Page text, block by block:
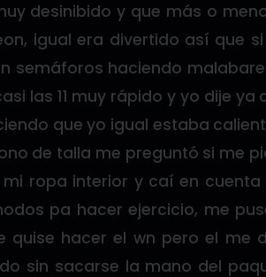
desinibido y que más o
igual era divertido así que
semáforos haciendo
las 11 muy rápido y yo dije ya
que yo igual estaba
de talla me preguntó si me
ropa interior y caí en
pa hacer ejercicio, me
quise hacer el wn pero el me
sin sacarse la mano del